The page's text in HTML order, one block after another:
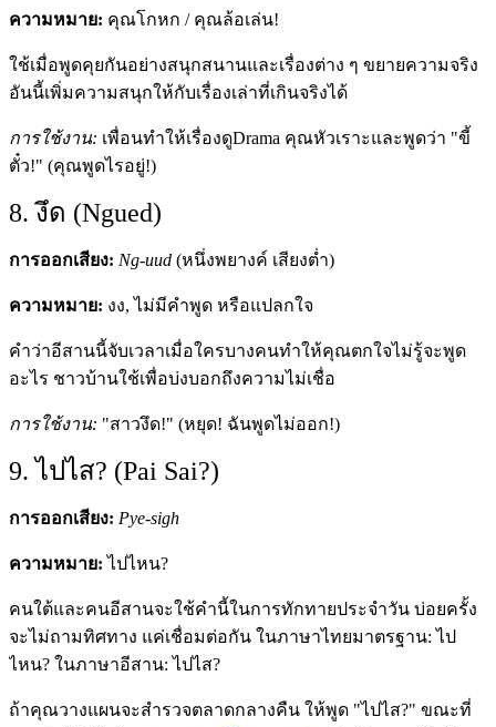
ความหมาย: คุณโกหก / คุณล้อเล่น!
ใช้เมื่อพูดคุยกันอย่างสนุกสนานและเรื่องต่าง ๆ ขยายความจริง
อันนี้เพิ่มความสนุกให้กับเรื่องเล่าที่เกินจริงได้
การใช้งาน: เพื่อนทำให้เรื่องดูDrama คุณหัวเราะและพูดว่า "ขี้
ตั๋ว!" (คุณพูดไรอยู่!)
8. งึด (Ngued)
การออกเสียง: Ng-uud (หนึ่งพยางค์ เสียงต่ำ)
ความหมาย: งง, ไม่มีคำพูด หรือแปลกใจ
คำว่าอีสานนี้จับเวลาเมื่อใครบางคนทำให้คุณตกใจไม่รู้จะพูด
อะไร ชาวบ้านใช้เพื่อบ่งบอกถึงความไม่เชื่อ
การใช้งาน: "สาวงึด!" (หยุด! ฉันพูดไม่ออก!)
9. ไปไส? (Pai Sai?)
การออกเสียง: Pye-sigh
ความหมาย: ไปไหน?
คนใต้และคนอีสานจะใช้คำนี้ในการทักทายประจำวัน บ่อยครั้ง
จะไม่ถามทิศทาง แค่เชื่อมต่อกัน ในภาษาไทยมาตรฐาน: ไป
ไหน? ในภาษาอีสาน: ไปไส?
ถ้าคุณวางแผนจะสำรวจตลาดกลางคืน ให้พูด "ไปไส?" ขณะที่